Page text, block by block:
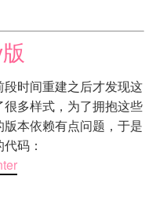
时间重建之后才发现这
多样式，为了拥抱这些
本依赖有点问题，于是
码：